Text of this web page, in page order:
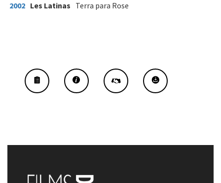
2002 Les Latinas Terra para Rose